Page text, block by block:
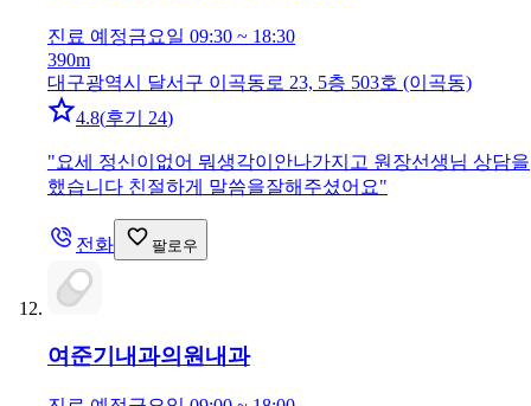
진료 예정금요일 09:30 ~ 18:30
390m
대구광역시 달서구 이곡동로 23, 5층 503호 (이곡동)
4.8(후기 24)
"요세 정신이없어 뭐생각이안나가지고 원장선생님 상담을
했습니다 친절하게 말씀을잘해주셨어요"
전화 팔로우
여준기내과의원내과